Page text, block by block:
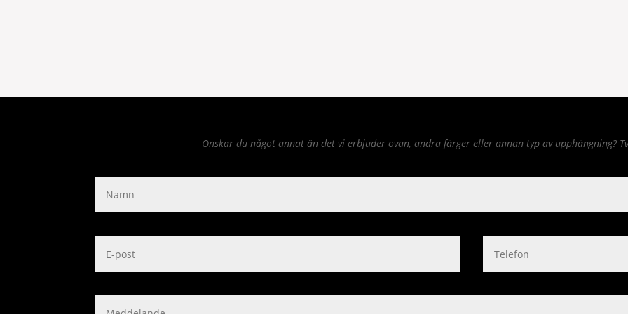
Önskar du något annat än det vi erbjuder ovan, andra färger eller annan typ av upphängning?